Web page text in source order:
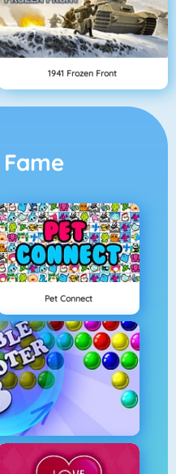
1941 Frozen Front
Fame
Pet Connect